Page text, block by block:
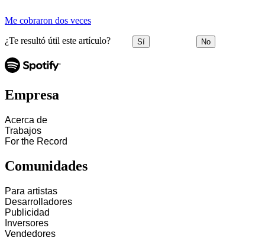
Me cobraron dos veces
¿Te resultó útil este artículo? Sí No
Empresa
Acerca de
Trabajos
For the Record
Comunidades
Para artistas
Desarrolladores
Publicidad
Inversores
Vendedores